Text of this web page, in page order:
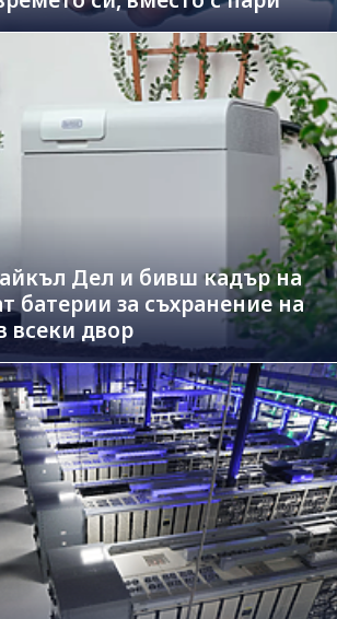
Дeл и бивш кадър на
батерии за съхранение на
всеки двор